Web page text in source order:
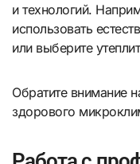
и технологий.
использовать
или выберите
Обратите внимание
здорового